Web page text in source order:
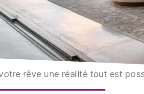
rêve une réalité tout est